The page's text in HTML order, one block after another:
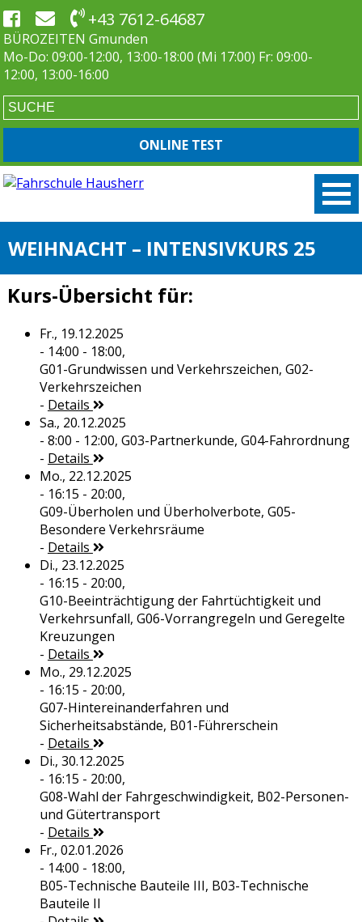
+43 7612-64687
BÜROZEITEN Gmunden
Mo-Do: 09:00-12:00, 13:00-18:00 (Mi 17:00) Fr: 09:00-
12:00, 13:00-16:00
ONLINE TEST
WEIHNACHT – INTENSIVKURS 25
Kurs-Übersicht für:
Fr., 19.12.2025
- 14:00 - 18:00,
G01-Grundwissen und Verkehrszeichen, G02-
Verkehrszeichen
- Details
Sa., 20.12.2025
- 8:00 - 12:00, G03-Partnerkunde, G04-Fahrordnung
- Details
Mo., 22.12.2025
- 16:15 - 20:00,
G09-Überholen und Überholverbote, G05-
Besondere Verkehrsräume
- Details
Di., 23.12.2025
- 16:15 - 20:00,
G10-Beeinträchtigung der Fahrtüchtigkeit und
Verkehrsunfall, G06-Vorrangregeln und Geregelte
Kreuzungen
- Details
Mo., 29.12.2025
- 16:15 - 20:00,
G07-Hintereinanderfahren und
Sicherheitsabstände, B01-Führerschein
- Details
Di., 30.12.2025
- 16:15 - 20:00,
G08-Wahl der Fahrgeschwindigkeit, B02-Personen-
und Gütertransport
- Details
Fr., 02.01.2026
- 14:00 - 18:00,
B05-Technische Bauteile III, B03-Technische
Bauteile II